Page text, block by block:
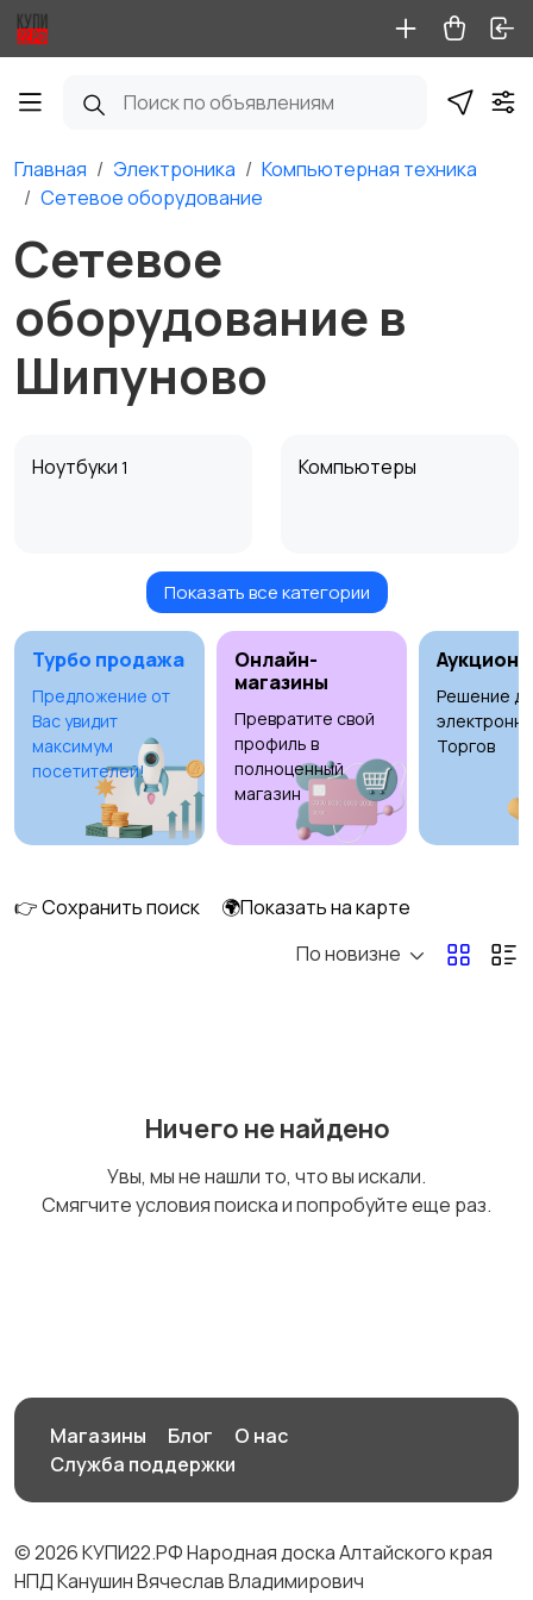
Главная Электроника
Компьютерная техника
Сетевое оборудование
Сетевое
оборудование в
Шипуново
Ноутбуки 1 Компьютеры
Клавиатуры и мыши
Оргтехника и
расходники
Сетевое
оборудование
картридеры
запчасти
Показать все категории
Турбо продажа
Предложение от
Вас увидит
максимум
посетителей!
Онлайн-
магазины
Превратите свой
профиль в
полноценный
магазин
Аукционы
Решение
Торгов
👉 Сохранить поиск
🌍Показать на карте
По новизне
Ничего не найдено
Увы, мы не нашли то, что вы искали.
Смягчите условия поиска и попробуйте еще раз.
Магазины Блог
О нас
Служба поддержки
© 2026 КУПИ22.РФ Народная доска Алтайского края
НПД Канушин Вячеслав Владимирович